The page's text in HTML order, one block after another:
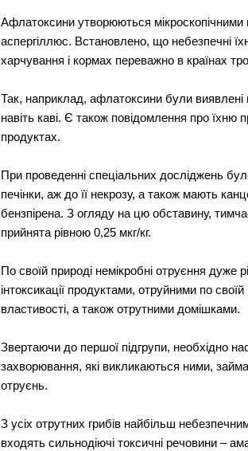
Афлатоксини утворюються мікроскопічними
аспергіллюс. Встановлено, що небезпечні
харчування і кормах переважно в країнах
Так, наприклад, афлатоксини були виявлені
навіть каві. Є також повідомлення про їхню
продуктах.
При проведенні спеціальних досліджень
печінки, аж до її некрозу, а також мають
бензпірена. З огляду на цю обставину,
прийнята рівною 0,25 мкг/кг.
По своїй природі немікробні отруєння дуже
інтоксикації продуктами, отруйними по
властивості, а також отрутними домішками.
Звертаючи до першої підгрупи, необхідно
захворювання, які викликаються ними,
отруєнь.
З усіх отрутних грибів найбільш
входять сильнодіючі токсичні речовини –